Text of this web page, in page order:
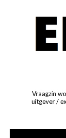
Vraagzin
uitgever /